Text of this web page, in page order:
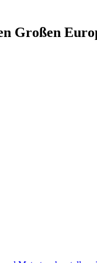
Großen